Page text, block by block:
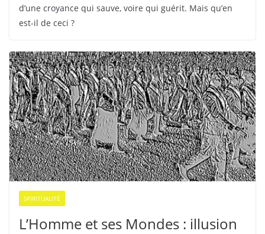
d’une croyance qui sauve, voire qui guérit. Mais qu’en
est-il de ceci ?
SPIRITUALITÉ
L’Homme et ses Mondes : illusion